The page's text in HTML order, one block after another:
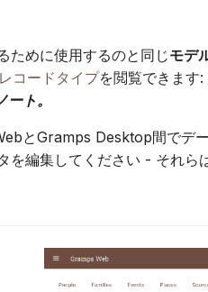
ために使用するのと同じモデ
レコードタイプを閲覧できます:
ト。
とGramps Desktop間でデ
編集してください - それら